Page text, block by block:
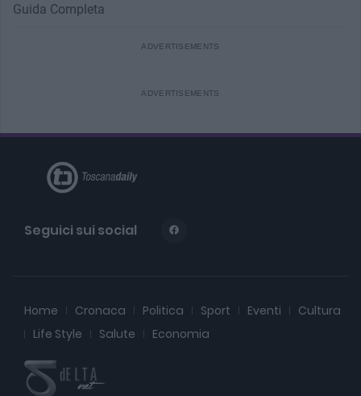
Guida Completa
Seguici sui social
Home Cronaca Politica Sport Eventi
Cultura
Life Style
Salute Economia